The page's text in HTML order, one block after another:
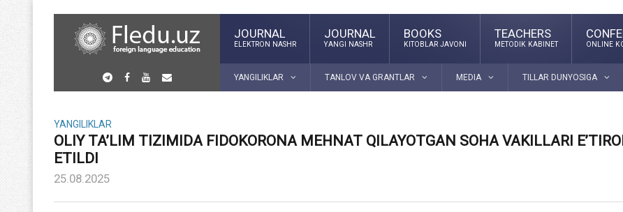
JOURNAL
ELEKTRON NASHR
JOURNAL
YANGI NASHR
BOOKS
KITOBLAR JAVONI
TEACHERS
METODIK KABINET ONLINE
YANGILIKLAR TANLOV VA GRANTLAR MEDIA TILLAR DUNYOSIGA
YANGILIKLAR
OLIY TA’LIM TIZIMIDA FIDOKORONA MEHNAT QILAYOTGAN SOHA VAKILLARI
ETILDI
25.08.2025